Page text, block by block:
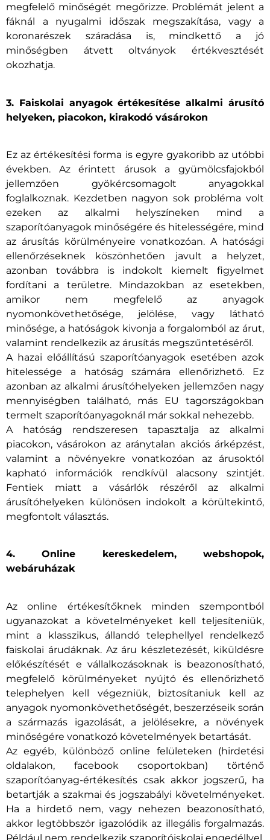
megfelelő minőségét megőrizze. Problémát jelent a
fáknál a nyugalmi időszak megszakítása, vagy a
koronarészek száradása is, mindkettő a jó
minőségben átvett oltványok értékvesztését
okozhatja.
3. Faiskolai anyagok értékesítése alkalmi árusító
helyeken, piacokon, kirakodó vásárokon
Ez az értékesítési forma is egyre gyakoribb az utóbbi
években. Az érintett árusok a gyümölcsfajokból
jellemzően gyökércsomagolt anyagokkal
foglalkoznak. Kezdetben nagyon sok probléma volt
ezeken az alkalmi helyszíneken mind a
szaporítóanyagok minőségére és hitelességére, mind
az árusítás körülményeire vonatkozóan. A hatósági
ellenőrzéseknek köszönhetően javult a helyzet,
azonban továbbra is indokolt kiemelt figyelmet
fordítani a területre. Mindazokban az esetekben,
amikor nem megfelelő az anyagok
nyomonkövethetősége, jelölése, vagy látható
minősége, a hatóságok kivonja a forgalomból az árut,
valamint rendelkezik az árusítás megszűntetéséről.
A hazai előállítású szaporítóanyagok esetében azok
hitelessége a hatóság számára ellenőrizhető. Ez
azonban az alkalmi árusítóhelyeken jellemzően nagy
mennyiségben található, más EU tagországokban
termelt szaporítóanyagoknál már sokkal nehezebb.
A hatóság rendszeresen tapasztalja az alkalmi
piacokon, vásárokon az aránytalan akciós árképzést,
valamint a növényekre vonatkozóan az árusoktól
kapható információk rendkívül alacsony szintjét.
Fentiek miatt a vásárlók részéről az alkalmi
árusítóhelyeken különösen indokolt a körültekintő,
megfontolt választás.
4. Online kereskedelem, webshopok,
webáruházak
Az online értékesítőknek minden szempontból
ugyanazokat a követelményeket kell teljesíteniük,
mint a klasszikus, állandó telephellyel rendelkező
faiskolai árudáknak. Az áru készletezését, kiküldésre
előkészítését e vállalkozásoknak is beazonosítható,
megfelelő körülményeket nyújtó és ellenőrizhető
telephelyen kell végezniük, biztosítaniuk kell az
anyagok nyomonkövethetőségét, beszerzéseik során
a származás igazolását, a jelölésekre, a növények
minőségére vonatkozó követelmények betartását.
Az egyéb, különböző online felületeken (hirdetési
oldalakon, facebook csoportokban) történő
szaporítóanyag-értékesítés csak akkor jogszerű, ha
betartják a szakmai és jogszabályi követelményeket.
Ha a hirdető nem, vagy nehezen beazonosítható,
akkor legtöbbször igazolódik az illegális forgalmazás.